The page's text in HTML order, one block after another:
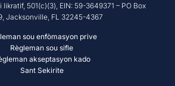
501(c)(3), EIN: 59-3649371 – PO Box
Jacksonville, FL 32245-4367
sou enfòmasyon prive
Règleman sou sifle
akseptasyon kado
Sant Sekirite